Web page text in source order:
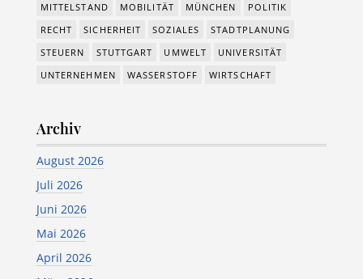
MITTELSTAND
MOBILITÄT MÜNCHEN
POLITIK
RECHT
SICHERHEIT SOZIALES
STADTPLANUNG
STEUERN
STUTTGART UMWELT
UNIVERSITÄT
UNTERNEHMEN
WASSERSTOFF WIRTSCHAFT
Archiv
August 2026
Juli 2026
Juni 2026
Mai 2026
April 2026